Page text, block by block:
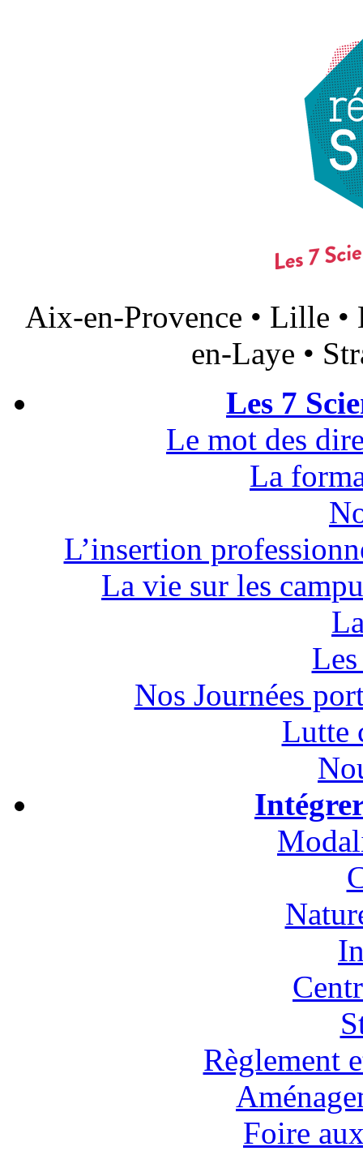
Aix-en-Provence • Lille •
en-Laye •
Les 7
Le mot des
La
L’insertion
La vie sur les
Nos Journées
Lutte
Règlement
Foire